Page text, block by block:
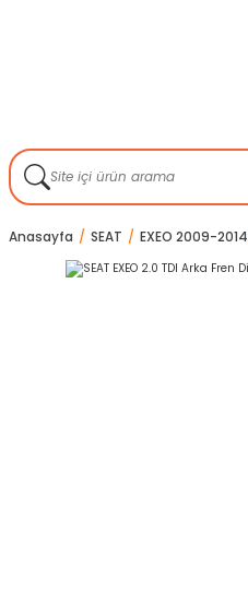
Anasayfa SEAT EXEO 2009-2014